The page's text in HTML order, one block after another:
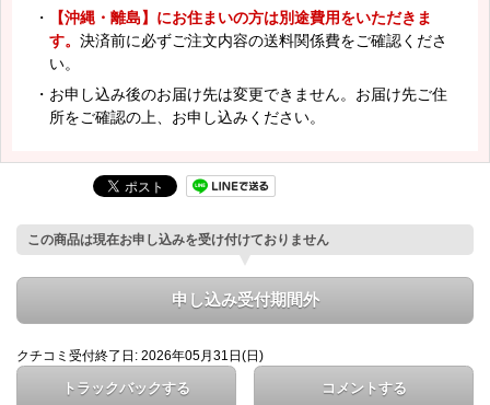
・
【沖縄・離島】にお住まいの方は別途費用をいただきま
す。 決済前に必ずご注文内容の送料関係費をご確認くださ
い。
・お申し込み後のお届け先は変更できません。お届け先ご住
所をご確認の上、お申し込みください。
この商品は現在お申し込みを受け付けておりません
申し込み受付期間外
クチコミ受付終了日: 2026年05月31日(日)
トラックバックする コメントする